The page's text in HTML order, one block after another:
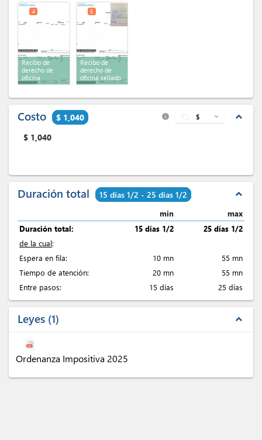
Recibo de
derecho de
oficina
4
Recibo de
derecho de
oficina sellado
5
Costo $ 1,040 expand_less
info $ expand_more
$ 1,040
Duración total 15 días 1/2 - 25 días 1/2 expand_less
min
max
Duración total:
15 días 1/2
25 días 1/2
de la cual:
Espera en fila:
10 mn
55 mn
Tiempo de atención:
20 mn
55 mn
Entre pasos:
15 días 25 días
Leyes 1 expand_less
Ordenanza Impositiva 2025